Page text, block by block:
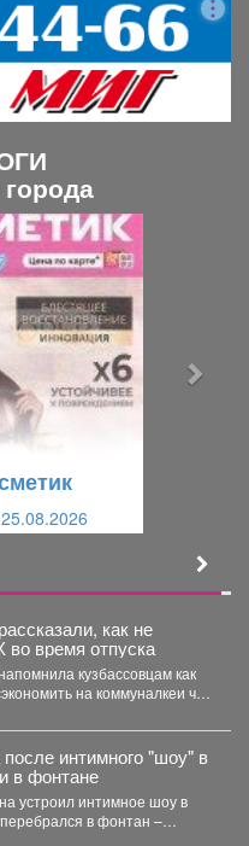
как не
время отпуска
кузбассовцам как
на коммуналкеи что
интимного "шоу" в
в фонтане
устроил интимное шоу в
в фонтан –